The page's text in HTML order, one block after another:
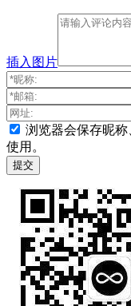
插入图片
浏览器会保存昵称
使用。